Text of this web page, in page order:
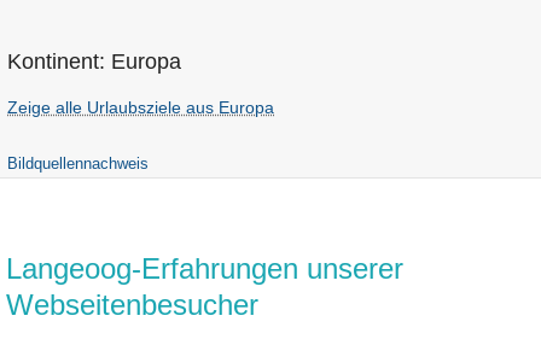
Kontinent: Europa
Zeige alle Urlaubsziele aus Europa
Bildquellennachweis
Langeoog-Erfahrungen unserer
Webseitenbesucher